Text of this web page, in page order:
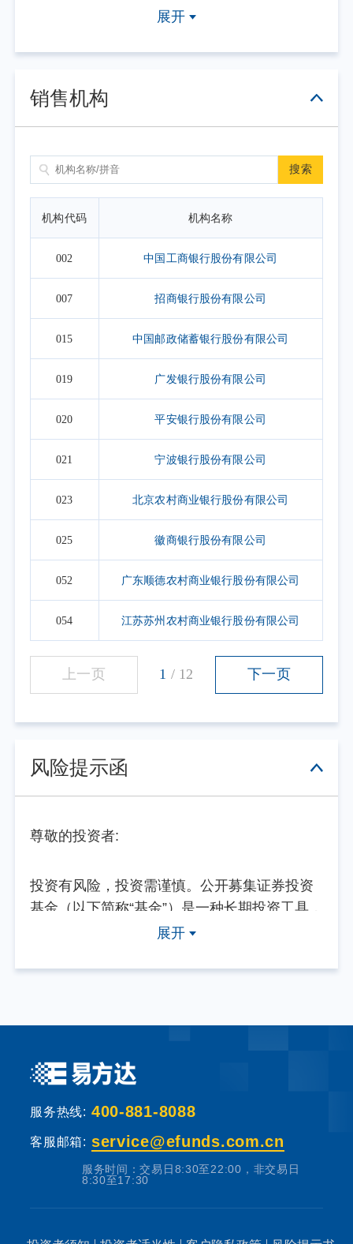
因其他原因暂停申/赎等业务或有其他交易状态限制的，可点
2. 上表默认展示一个自然月的开放日安排，如需要查询本基
间区间。
展开
销售机构
搜索
机构代码 机构名称
002 中国工商银行股份有限公司
007 招商银行股份有限公司
015 中国邮政储蓄银行股份有限公司
019 广发银行股份有限公司
020 平安银行股份有限公司
021 宁波银行股份有限公司
023 北京农村商业银行股份有限公司
025 徽商银行股份有限公司
052 广东顺德农村商业银行股份有限公司
054 江苏苏州农村商业银行股份有限公司
上一页 1 / 12 下一页
风险提示函
尊敬的投资者:
投资有风险，投资需谨慎。公开募集证券投资
基金（以下简称“基金”）是一种长期投资工具，
其主要功能是分散投资，降低投资单一证券所
提供固定收益预期的金融工具，当您购买基金
基金销售机构根据法规要求对投资者类别、风
险承受能力和基金的风险等级进行划分，并提
出适当性匹配意见。本基金法律文件中涉及基
金风险特征的表述与基金销售机构对基金的风
险评级可能不一致，您在做出投资决策之前，
展开
服务热线: 400-881-8088
客服邮箱: service@efunds.com.cn
服务时间：交易日8:30至22:00，非交易日
8:30至17:30